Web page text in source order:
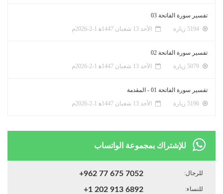
تفسير سورة الفاتحة 03
الأحد 13 شعبان 1447ﻫ 1-2-2026م
تفسير سورة الفاتحة 02
الأحد 13 شعبان 1447ﻫ 1-2-2026م
تفسير سورة الفاتحة 01 - المقدمة
الأحد 13 شعبان 1447ﻫ 1-2-2026م
للإشتراك بمجموعة الواتساب
للرجال: +962 77 675 7052
للنساء: +1 202 913 6892